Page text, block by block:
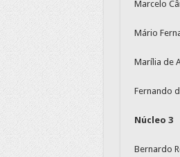
Marcelo
Mário
Marília de
Fernando
Núcleo 3
Bernardo